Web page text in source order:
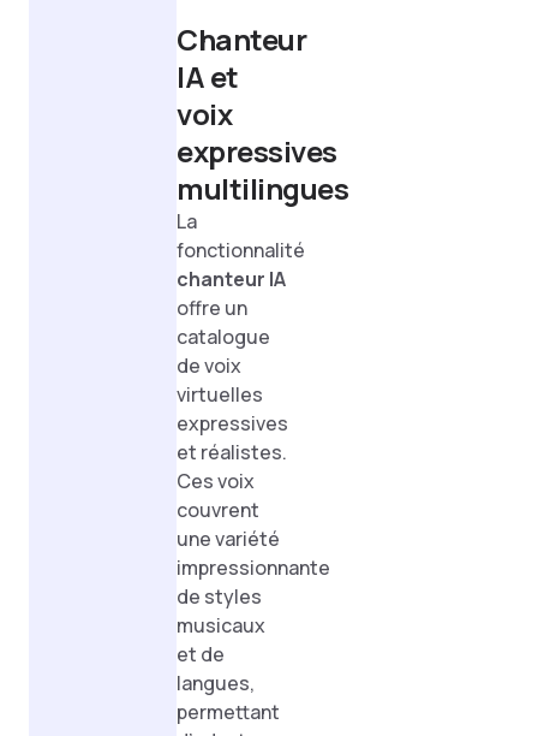
Chanteur
IA et
voix
expressives
multilingues
La
fonctionnalité
chanteur IA
offre un
catalogue
de voix
virtuelles
expressives
et réalistes.
Ces voix
couvrent
une variété
impressionnante
de styles
musicaux
et de
langues,
permettant